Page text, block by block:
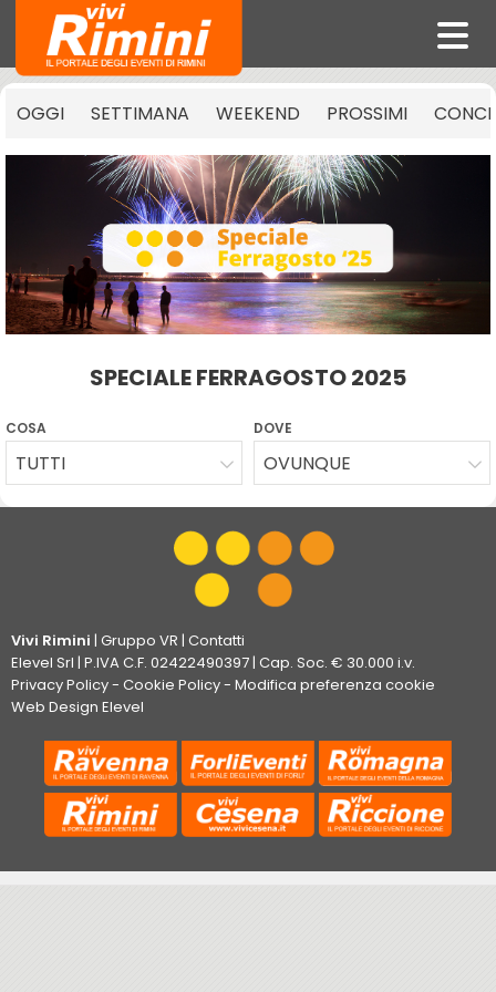
OGGI SETTIMANA WEEKEND PROSSIMI
SPECIALE FERRAGOSTO 2025
COSA
TUTTI
DOVE
OVUNQUE
Vivi Rimini | Gruppo VR | Contatti
Elevel Srl | P.IVA C.F. 02422490397 | Cap. Soc. € 30.000 i.v.
Privacy Policy- Cookie Policy- Modifica preferenza cookie
Web Design Elevel